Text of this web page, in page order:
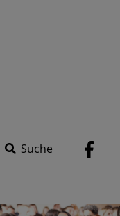
Suche